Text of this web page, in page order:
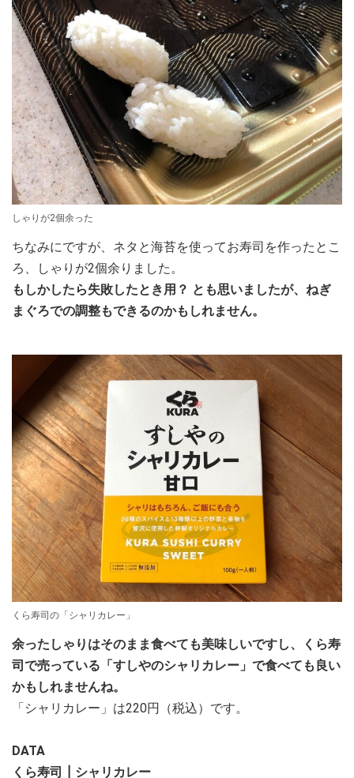
しゃりが2個余った
ちなみにですが、ネタと海苔を使ってお寿司を作ったとこ
ろ、しゃりが2個余りました。
もしかしたら失敗したとき用？ とも思いましたが、ねぎ
まぐろでの調整もできるのかもしれません。
くら寿司の「シャリカレー」
余ったしゃりはそのまま食べても美味しいですし、くら寿
司で売っている「すしやのシャリカレー」で食べても良い
かもしれませんね。
「シャリカレー」は220円（税込）です。
DATA
くら寿司┃シャリカレー